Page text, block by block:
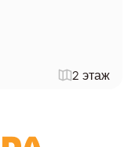
2 этаж